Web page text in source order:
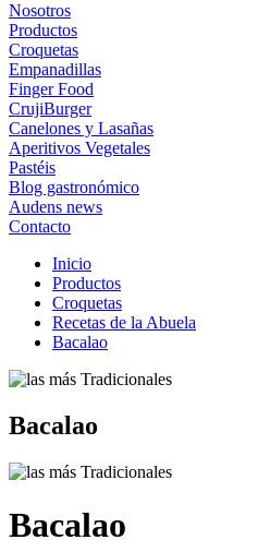
Nosotros
Productos
Croquetas
Empanadillas
Finger Food
CrujiBurger
Canelones y Lasañas
Aperitivos Vegetales
Pastéis
Blog gastronómico
Audens news
Contacto
Inicio
Productos
Croquetas
Recetas de la Abuela
Bacalao
Bacalao
Bacalao